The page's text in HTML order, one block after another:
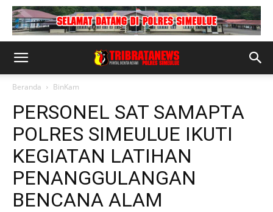
Beranda BinKam
PERSONEL SAT SAMAPTA
POLRES SIMEULUE IKUTI
KEGIATAN LATIHAN
PENANGGULANGAN
BENCANA ALAM